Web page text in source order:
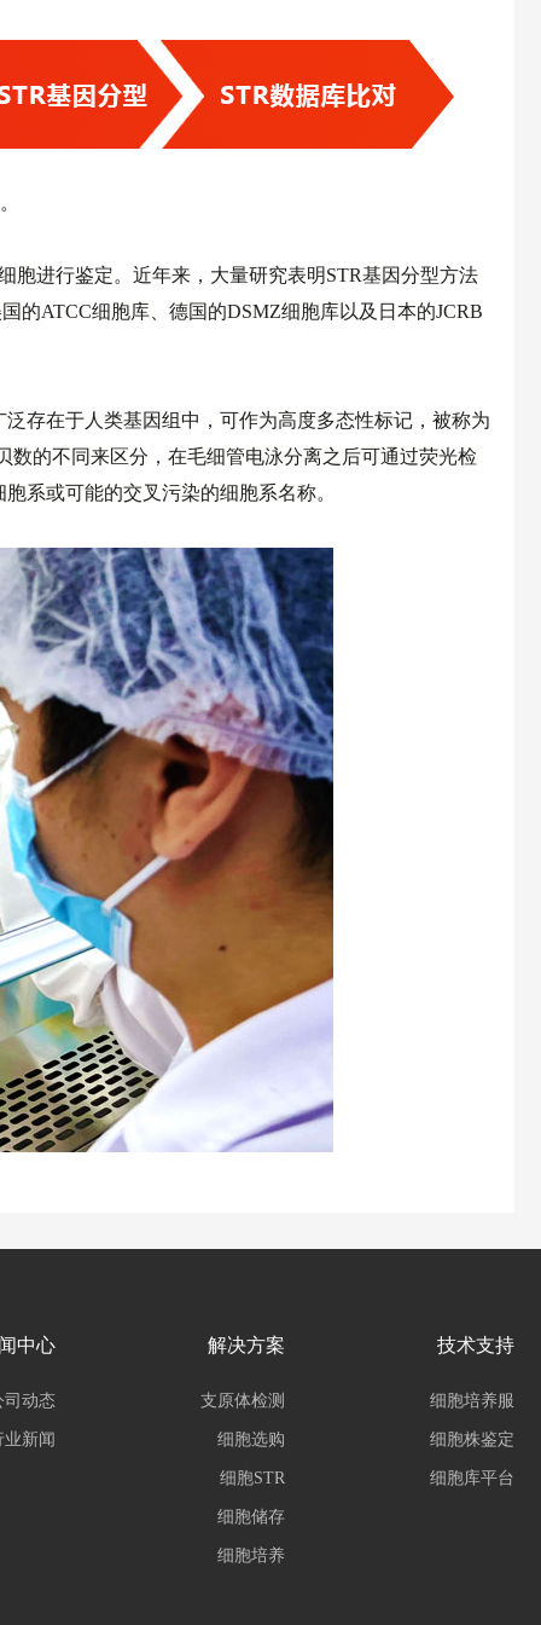
进行鉴定。近年来，大量研究表明STR基因分型方法
的ATCC细胞库、德国的DSMZ细胞库以及日本的JCRB
存在于人类基因组中，可作为高度多态性标记，被称为
的不同来区分，在毛细管电泳分离之后可通过荧光检
系或可能的交叉污染的细胞系名称。
中心
司动态
业新闻
解决方案
支原体检测
细胞选购
细胞STR
细胞储存
细胞培养
技术支持
细胞培养服
细胞株鉴定
细胞库平台